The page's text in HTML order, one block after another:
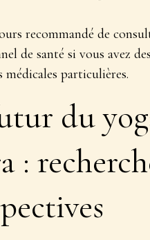
recommandé de
de santé si vous avez
particulières.
du
: